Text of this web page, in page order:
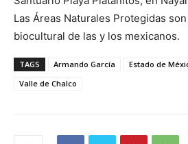
Las Áreas Naturales Protegidas
biocultural de las y los mexicanos.
TAGS Armando García Estado de
Valle de Chalco